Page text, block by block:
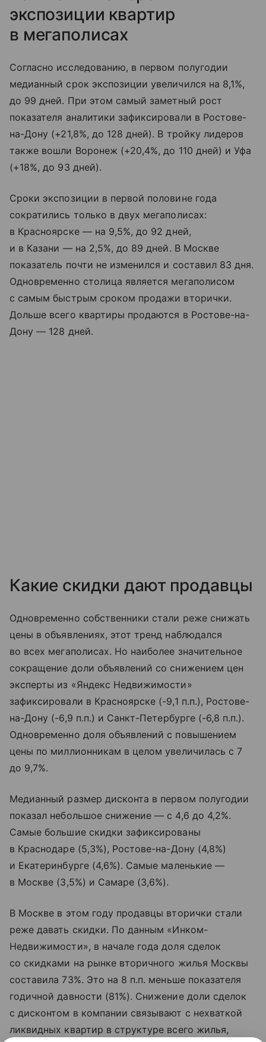
экспозиции квартир
в мегаполисах
Согласно исследованию, в первом полугодии
медианный срок экспозиции увеличился на 8,1%,
до 99 дней. При этом самый заметный рост
показателя аналитики зафиксировали в Ростове-
на-Дону (+21,8%, до 128 дней). В тройку лидеров
также вошли Воронеж (+20,4%, до 110 дней) и Уфа
(+18%, до 93 дней).
Сроки экспозиции в первой половине года
сократились только в двух мегаполисах:
в Красноярске — на 9,5%, до 92 дней,
и в Казани — на 2,5%, до 89 дней. В Москве
показатель почти не изменился и составил 83 дня.
Одновременно столица является мегаполисом
с самым быстрым сроком продажи вторички.
Дольше всего квартиры продаются в Ростове-на-
Дону — 128 дней.
Какие скидки дают продавцы
Одновременно собственники стали реже снижать
цены в объявлениях, этот тренд наблюдался
во всех мегаполисах. Но наиболее значительное
сокращение доли объявлений со снижением цен
эксперты из «Яндекс Недвижимости»
зафиксировали в Красноярске (-9,1 п.п.), Ростове-
на-Дону (-6,9 п.п.) и Санкт-Петербурге (-6,8 п.п.).
Одновременно доля объявлений с повышением
цены по миллионникам в целом увеличилась с 7
до 9,7%.
Медианный размер дисконта в первом полугодии
показал небольшое снижение — с 4,6 до 4,2%.
Самые большие скидки зафиксированы
в Краснодаре (5,3%), Ростове-на-Дону (4,8%)
и Екатеринбурге (4,6%). Самые маленькие —
в Москве (3,5%) и Самаре (3,6%).
В Москве в этом году продавцы вторички стали
реже давать скидки. По данным «Инком-
Недвижимости», в начале года доля сделок
со скидками на рынке вторичного жилья Москвы
составила 73%. Это на 8 п.п. меньше показателя
годичной давности (81%). Снижение доли сделок
с дисконтом в компании связывают с нехваткой
ликвидных квартир в структуре всего жилья,